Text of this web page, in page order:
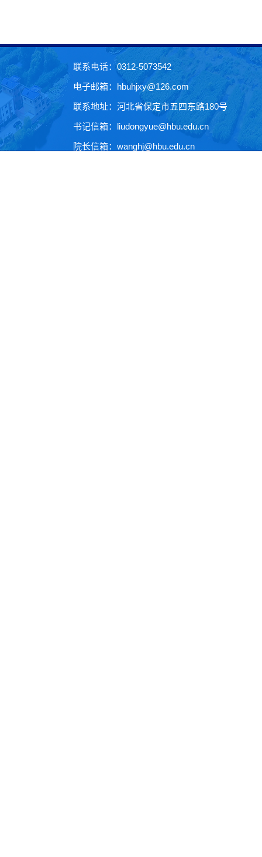
联系电话：0312-5073542
电子邮箱：hbuhjxy@126.com
联系地址：河北省保定市五四东路180号
书记信箱：liudongyue@hbu.edu.cn
院长信箱：wanghj@hbu.edu.cn